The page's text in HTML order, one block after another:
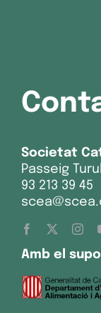
Societat
Passeig
93 213 39 45
Amb el